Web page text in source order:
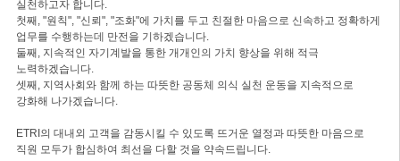
실천하고자 합니다.
첫째, "원칙", "신뢰", "조화"에 가치를 두고 친절한 마음으로 신속하고 정확하게
업무를 수행하는데 만전을 기하겠습니다.
둘째, 지속적인 자기계발을 통한 개개인의 가치 향상을 위해 적극
노력하겠습니다.
셋째, 지역사회와 함께 하는 따뜻한 공동체 의식 실천 운동을 지속적으로
강화해 나가겠습니다.
ETRI의 대내외 고객을 감동시킬 수 있도록 뜨거운 열정과 따뜻한 마음으로
직원 모두가 합심하여 최선을 다할 것을 약속드립니다.